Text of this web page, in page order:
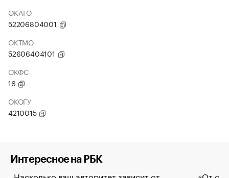
ОКАТО
52206804001
ОКТМО
52606404101
ОКФС
16
ОКОГУ
4210015
Интересное на РБК